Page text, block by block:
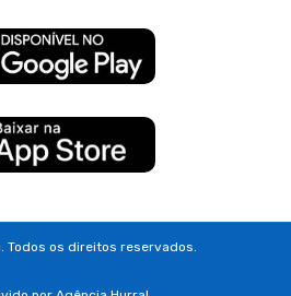
Todos os direitos reservados.